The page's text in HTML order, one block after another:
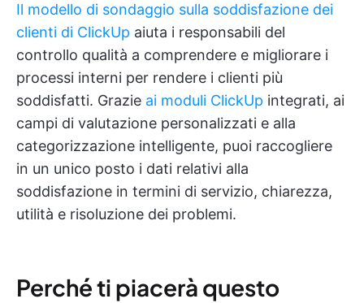
Il modello di sondaggio sulla soddisfazione dei
clienti di ClickUp aiuta i responsabili del
controllo qualità a comprendere e migliorare i
processi interni per rendere i clienti più
soddisfatti. Grazie ai moduli ClickUp integrati, ai
campi di valutazione personalizzati e alla
categorizzazione intelligente, puoi raccogliere
in un unico posto i dati relativi alla
soddisfazione in termini di servizio, chiarezza,
utilità e risoluzione dei problemi.
Perché ti piacerà questo